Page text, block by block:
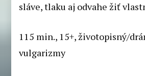
sláve, tlaku aj odvahe žiť
115 min., 15+, životopisný/
vulgarizmy